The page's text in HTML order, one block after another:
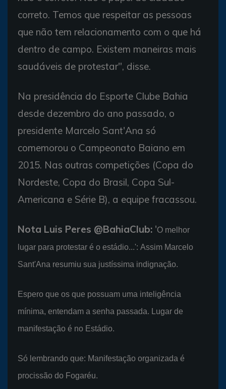
correto. Temos que respeitar as pessoas
que não tem relacionamento com o que há
dentro de campo. Existem maneiras mais
saudáveis de protestar", disse.
Na presidência do Esporte Clube Bahia
desde dezembro do ano passado, o
presidente Marcelo Sant'Ana só
comemorou o Campeonato Baiano em
2015. Nas outras competições (Copa do
Nordeste, Copa do Brasil, Copa Sul-
Americana e Série B), a equipe fracassou.
Nota Luis Peres @BahiaClub: 'O melhor
lugar para protestar é o estádio...': Assim Marcelo
Sant'Ana resumiu sua justíssima indignação.
Espero que os que possuam uma inteligência
mínima, entendam a senha passada. Lugar de
manifestação é no Estádio.
Só lembrando que: Manifestação organizada é
procissão do Fogaréu.